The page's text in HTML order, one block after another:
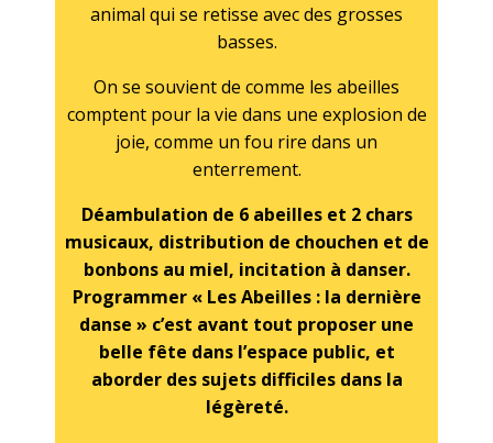
animal qui se retisse avec des grosses
basses.
On se souvient de comme les abeilles
comptent pour la vie dans une explosion de
joie, comme un fou rire dans un
enterrement.
Déambulation de 6 abeilles et 2 chars
musicaux, distribution de chouchen et de
bonbons au miel, incitation à danser.
Programmer « Les Abeilles : la dernière
danse » c’est avant tout proposer une
belle fête dans l’espace public, et
aborder des sujets difficiles dans la
légèreté.